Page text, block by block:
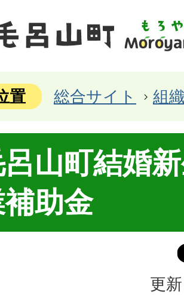
置 総合サイト 組
山町結婚
助金
更